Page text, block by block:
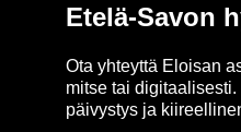
Etelä-​Savon
Ota yh­teyt­tä Eloi­san
mit­se tai
päi­vys­tys ja